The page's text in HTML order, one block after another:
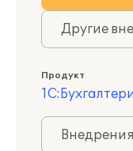
Другие
Продукт